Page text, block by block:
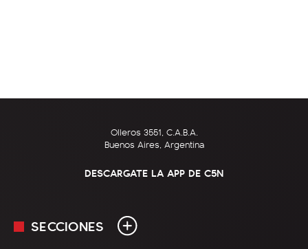
Olleros 3551, C.A.B.A.
Buenos Aires, Argentina
DESCARGATE LA APP DE C5N
SECCIONES